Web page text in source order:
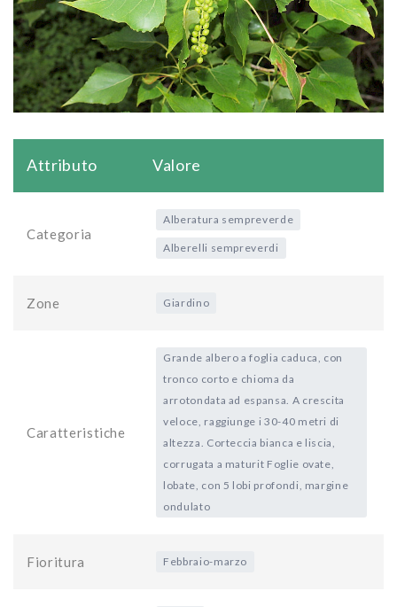
Attributo Valore
Categoria
Alberatura sempreverde
Alberelli sempreverdi
Zone Giardino
Caratteristiche
Grande albero a foglia caduca, con
tronco corto e chioma da
arrotondata ad espansa. A crescita
veloce, raggiunge i 30-40 metri di
altezza. Corteccia bianca e liscia,
corrugata a maturit Foglie ovate,
lobate, con 5 lobi profondi, margine
ondulato
Fioritura Febbraio-marzo